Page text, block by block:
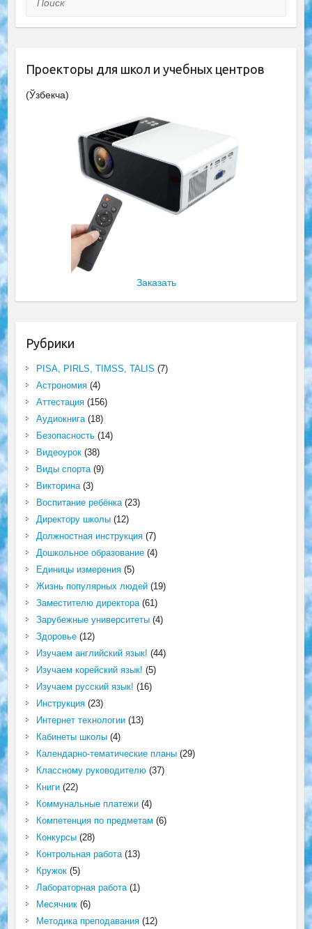
Проекторы для школ и учебных центров
(Ўзбекча)
Заказать
Рубрики
PISA, PIRLS, TIMSS, TALIS (7)
Астрономия(4)
Аттестация(156)
Аудиокнига(18)
Безопасность(14)
Видеоурок(38)
Виды спорта(9)
Викторина(3)
Воспитание ребёнка(23)
Директору школы(12)
Должностная инструкция(7)
Дошкольное образование(4)
Единицы измерения(5)
Жизнь популярных людей(19)
Заместителю директора(61)
Зарубежные университеты(4)
Здоровье(12)
Изучаем английский язык! (44)
Изучаем корейский язык! (5)
Изучаем русский язык! (16)
Инструкция(23)
Интернет технологии(13)
Кабинеты школы(4)
Календарно-тематические планы(29)
Классному руководителю(37)
Книги(22)
Коммунальные платежи(4)
Компетенция по предметам (6)
Конкурсы(28)
Контрольная работа(13)
Кружок(5)
Лабораторная работа(1)
Месячник(6)
Методика преподавания(12)